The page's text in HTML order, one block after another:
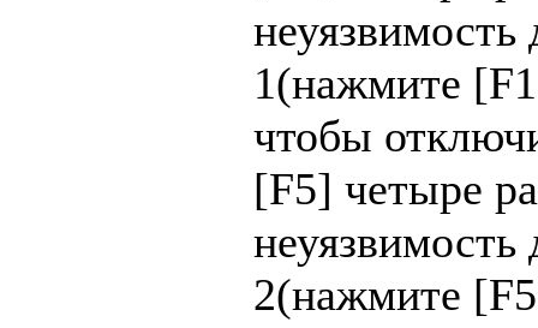
неуязвимость
1(нажмите
чтобы
[F5] четыре
неуязвимость
2(нажмите